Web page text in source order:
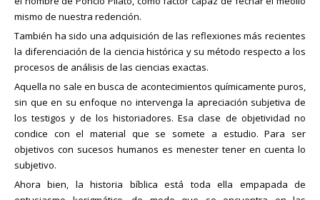
mismo de nuestra redención.
También ha sido una adquisición de las reflexiones más recientes
la diferenciación de la ciencia histórica y su método respecto a los
procesos de análisis de las ciencias exactas.
Aquella no sale en busca de acontecimientos químicamente puros,
sin que en su enfoque no intervenga la apreciación subjetiva de
los testigos y de los historiadores. Esa clase de objetividad no
condice con el material que se somete a estudio. Para ser
objetivos con sucesos humanos es menester tener en cuenta lo
subjetivo.
Ahora bien, la historia bíblica está toda ella empapada de